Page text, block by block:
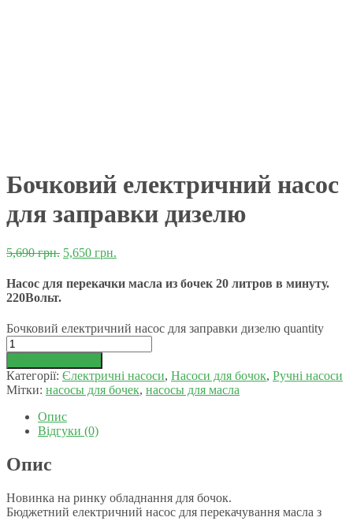
Бочковий електричний насос
для заправки дизелю
5,690грн. 5,650 грн.
Насос для перекачки масла из бочек 20 литров в минуту.
220Вольт.
Бочковий електричний насос для заправки дизелю quantity
Категорії: Єлектричні насоси, Насоси для бочок, Ручнi насоси
Мітки: насосы для бочек, насосы для масла
Опис
Відгуки (0)
Опис
Новинка на ринку обладнання для бочок.
Бюджетний електричний насос для перекачування масла з